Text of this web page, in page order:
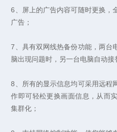
6、屏上的广告内容可随时更换，
广告；
7、具有双网线热备份功能，两台
脑出现问题时，另一台电脑自动接
8、所有的显示信息均可采用远程
作即可轻松更换画面信息，从而
集群化；